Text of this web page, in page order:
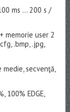
ms … 200 s /
memorie user 2
.bmp, .jpg,
medie, secvenţă,
100% EDGE,